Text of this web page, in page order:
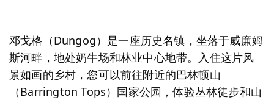
邓戈格（Dungog）是一座历史名镇，坐落于威廉姆
斯河畔，地处奶牛场和林业中心地带。入住这片风
景如画的乡村，您可以前往附近的巴林顿山
（Barrington Tops）国家公园，体验丛林徒步和山